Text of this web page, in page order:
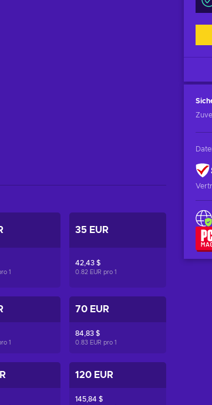
1
35 EUR
42,43 $
0.82 EUR pro1
1
70 EUR
84,83 $
0.83 EUR pro1
120 EUR
145,84 $